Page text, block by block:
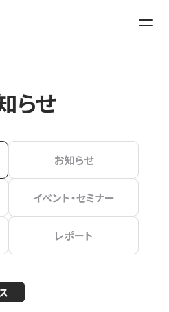
らせ
お知らせ
イベント・セミナー
レポート